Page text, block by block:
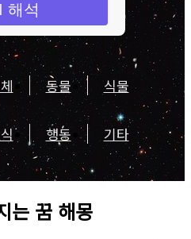
해석
동물 식물
행동 기타
는 꿈 해몽